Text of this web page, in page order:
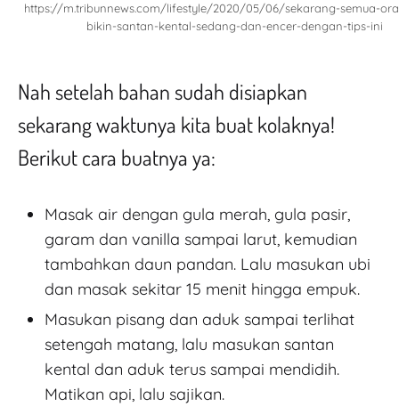
https://m.tribunnews.com/lifestyle/2020/05/06/sekarang-semua-
bikin-santan-kental-sedang-dan-encer-dengan-tips-ini
Nah setelah bahan sudah disiapkan
sekarang waktunya kita buat kolaknya!
Berikut cara buatnya ya:
Masak air dengan gula merah, gula pasir,
garam dan vanilla sampai larut, kemudian
tambahkan daun pandan. Lalu masukan ubi
dan masak sekitar 15 menit hingga empuk.
Masukan pisang dan aduk sampai terlihat
setengah matang, lalu masukan santan
kental dan aduk terus sampai mendidih.
Matikan api, lalu sajikan.